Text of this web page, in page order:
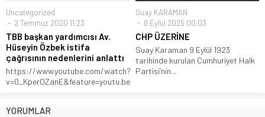
Uncategorized
2 Temmuz 2020 11:23
TBB başkan yardımcısı Av.
Hüseyin Özbek istifa
çağrısının nedenlerini anlattı
https://www.youtube.com/watch?
v=0_KperOZanE&feature=youtu.be
Suay KARAMAN
8 Eylül 2025 00:03
CHP ÜZERİNE
Suay Karaman 9 Eylül 1923
tarihinde kurulan Cumhuriyet Halk
Partisi’nin...
YORUMLAR